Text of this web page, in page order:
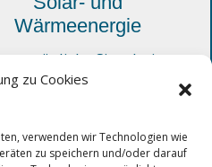
zu Cookies
verwenden wir Technologien wie
zu speichern und/oder darauf
Wärmeenergie
persönliche Simulation,
und unverbindlich